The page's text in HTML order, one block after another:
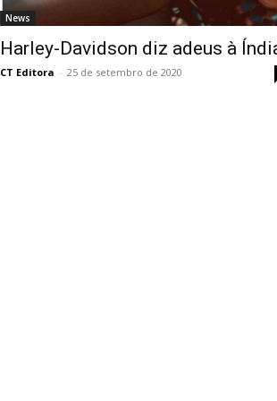
News
Harley-Davidson diz adeus à
CT Editora - 25 de setembro de 2020